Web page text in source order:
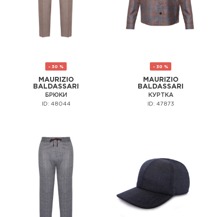
- 30 %
MAURIZIO
BALDASSARI
БРЮКИ
ID: 48044
- 30 %
MAURIZIO
BALDASSARI
КУРТКА
ID: 47873